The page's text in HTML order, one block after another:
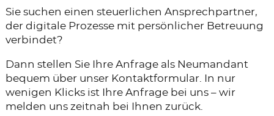
Sie suchen einen steuerlichen Ansprechpartner,
der digitale Prozesse mit persönlicher Betreuung
verbindet?
Dann stellen Sie Ihre Anfrage als Neumandant
bequem über unser Kontaktformular. In nur
wenigen Klicks ist Ihre Anfrage bei uns – wir
melden uns zeitnah bei Ihnen zurück.